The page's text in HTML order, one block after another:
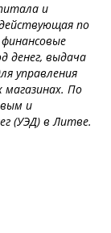
и
по
денег, выдача
управления
По
и
(УЭД) в Литве.